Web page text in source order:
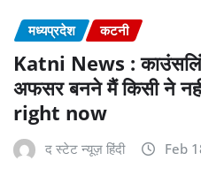
मध्यप्रदेश कटनी
Katni News :
अफसर बनने मैं किसी ने
right now
द स्टेट न्यूज़ हिंदी Feb